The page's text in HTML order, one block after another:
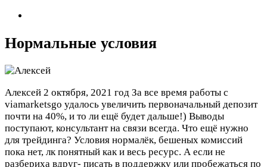
Нормальные условия
Алексей 2 октября, 2021 год За все время работы с
viamarketsgo удалось увеличить первоначальный депозит
почти на 40%, и то ли ещё будет дальше!) Выводы
поступают, консультант на связи всегда. Что ещё нужно
для трейдинга? Условия нормалёк, бешеных комиссий
пока нет, лк понятный как и весь ресурс. А если не
разбериха вдруг- писать в поддержку или пробежаться по